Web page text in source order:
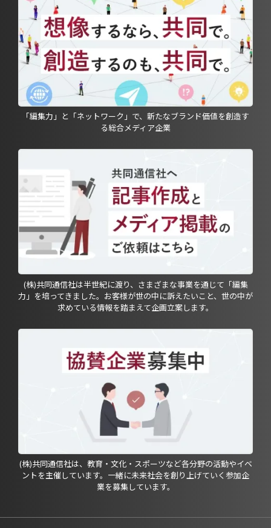
「編集力」と「ネットワーク」で、新たなブランド価値を創造す
る総合メディア企業
(株)共同通信社は半世紀に渡り、さまざまな事業を通じて「編集
力」を培ってきました。お客様が世の中に訴えたいこと、世の中が
求めている情報を踏まえて企画立案します。
(株)共同通信社は、教育・文化・スポーツなど各分野の活動やイベ
ントを主催しています。一緒に未来社会を創り上げていく参加企
業を募集しています。